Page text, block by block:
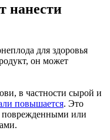
нанести
для здоровья
он может
в частности сырой и
повышается. Это
поврежденными или